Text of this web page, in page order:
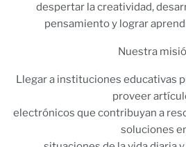
despertar la creatividad,
pensamiento y lograr
Nuestra
Llegar a instituciones educativas
proveer
electrónicos que contribuyan a
soluciones